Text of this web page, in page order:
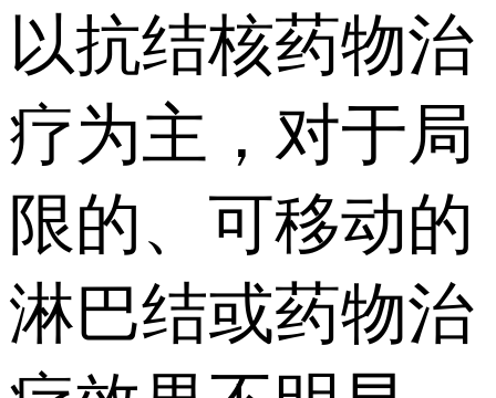
以抗结核药物治
疗为主，对于局
限的、可移动的
淋巴结或药物治